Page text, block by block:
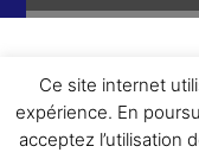
© 2026- Une
Ce site internet
expérience. En
acceptez l’utilisation